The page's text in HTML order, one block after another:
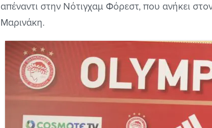
απέναντι στην Νότιγχαμ Φόρεστ, που ανήκει
Μαρινάκη.